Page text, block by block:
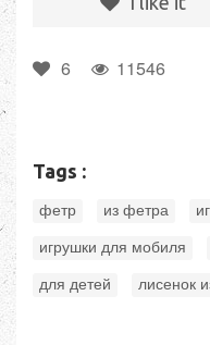
6 11546
Tags :
фетр из фетра
игрушки для мобиля
для детей лисенок